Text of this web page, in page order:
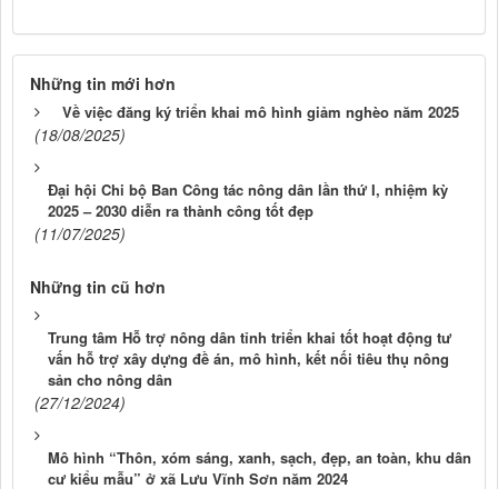
Những tin mới hơn
Về việc đăng ký triển khai mô hình giảm nghèo năm 2025
(18/08/2025)
Đại hội Chi bộ Ban Công tác nông dân lần thứ I, nhiệm kỳ
2025 – 2030 diễn ra thành công tốt đẹp
(11/07/2025)
Những tin cũ hơn
Trung tâm Hỗ trợ nông dân tỉnh triển khai tốt hoạt động tư
vấn hỗ trợ xây dựng đề án, mô hình, kết nối tiêu thụ nông
sản cho nông dân
(27/12/2024)
Mô hình “Thôn, xóm sáng, xanh, sạch, đẹp, an toàn, khu dân
cư kiểu mẫu” ở xã Lưu Vĩnh Sơn năm 2024